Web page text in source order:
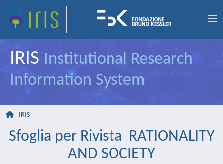
IRIS Institutional Research
Information System
IRIS
Sfoglia per Rivista RATIONALITY
AND SOCIETY